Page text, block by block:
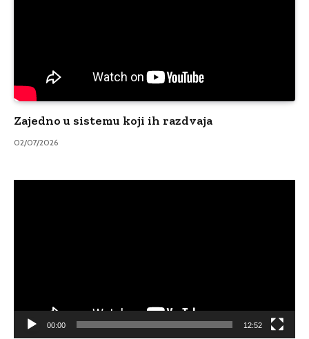
Zajedno u sistemu koji ih razdvaja
02/07/2026
00:00 12:52